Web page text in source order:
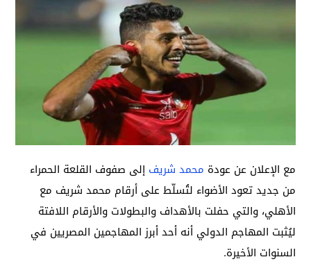
مع الإعلان عن عودة محمد شريف إلى صفوف القلعة الحمراء
من جديد تعود الأضواء لتُسلّط على أرقام محمد شريف مع
الأهلي، والتي حفلت بالأهداف والبطولات والأرقام اللافتة
ليُثبت المهاجم الدولي أنه أحد أبرز المهاجمين المصريين في
السنوات الأخيرة.